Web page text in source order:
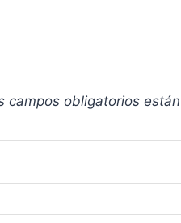
campos obligatorios